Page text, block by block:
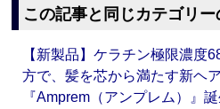
この記事と同じカテゴリ
【新製品】ケラチン極限濃度
方で、髪を芯から満たす新ヘ
『Amprem（アンプレム）』